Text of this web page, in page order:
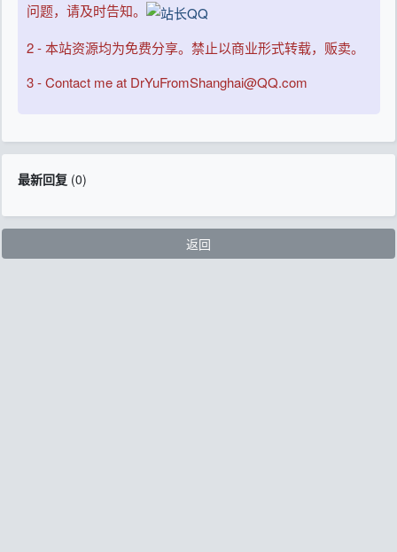
问题，请及时告知。
2 - 本站资源均为免费分享。禁止以商业形式转载，贩卖。
3 - Contact me at DrYuFromShanghai@QQ.com
最新回复(0)
返回